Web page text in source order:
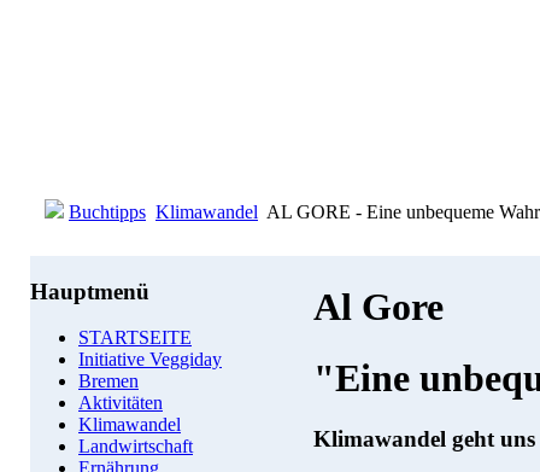
Buchtipps Klimawandel AL GORE - Eine unbequeme
Hauptmenü
STARTSEITE
Initiative Veggiday
Bremen
Aktivitäten
Klimawandel
Landwirtschaft
Al Gore
"Eine
Klimawandel geht uns